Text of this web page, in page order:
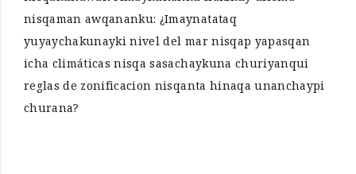
nisqaman awqananku: ¿Imaynatataq
yuyaychakunayki nivel del mar nisqap yapasqan
icha climáticas nisqa sasachaykuna churiyanqui
reglas de zonificacion nisqanta hinaqa unanchaypi
churana?